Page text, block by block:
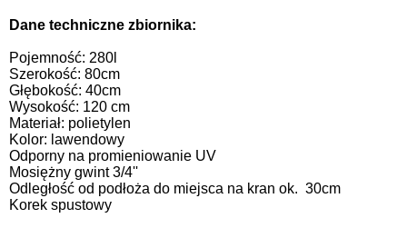
Dane techniczne zbiornika:
Pojemność: 280l
Szerokość: 80cm
Głębokość: 40cm
Wysokość: 120 cm
Materiał: polietylen
Kolor: lawendowy
Odporny na promieniowanie UV
Mosiężny gwint 3/4''
Odległość od podłoża do miejsca na kran ok. 30cm
Korek spustowy